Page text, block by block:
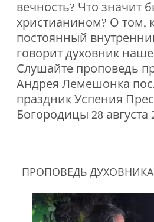
вечность? Что значит
христианином? О том,
постоянный
говорит духовник
Слушайте проповедь
Андрея Лемешонка
праздник Успения
Богородицы 28 августа
ПРОПОВЕДЬ